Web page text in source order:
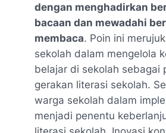
dengan menghadirkan
bacaan dan mewadahi
membaca. Poin ini
sekolah dalam mengelola
belajar di sekolah sebagai
gerakan literasi sekolah.
warga sekolah dalam
menjadi penentu